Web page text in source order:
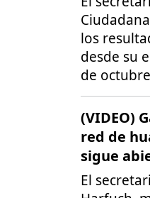
los
desde su
de
(VIDEO)
red de
sigue
El